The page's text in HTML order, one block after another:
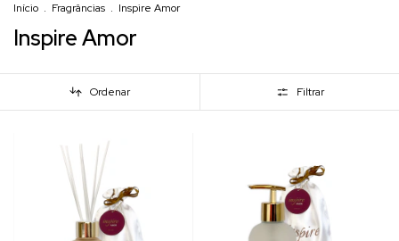
Início . Fragrâncias . Inspire Amor
Inspire Amor
Ordenar Filtrar